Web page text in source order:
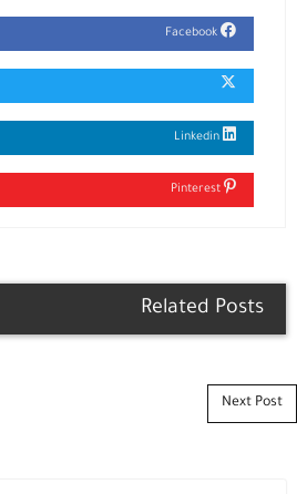
Related Posts
Post navigation
Next Post